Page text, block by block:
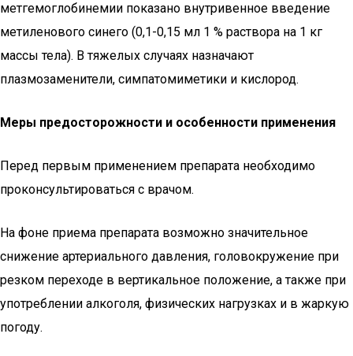
метгемоглобинемии показано внутривенное введение
метиленового синего (0,1-0,15 мл 1 % раствора на 1 кг
массы тела). В тяжелых случаях назначают
плазмозаменители, симпатомиметики и кислород.
Меры предосторожности и особенности применения
Перед первым применением препарата необходимо
проконсультироваться с врачом.
На фоне приема препарата возможно значительное
снижение артериального давления, головокружение при
резком переходе в вертикальное положение, а также при
употреблении алкоголя, физических нагрузках и в жаркую
погоду.